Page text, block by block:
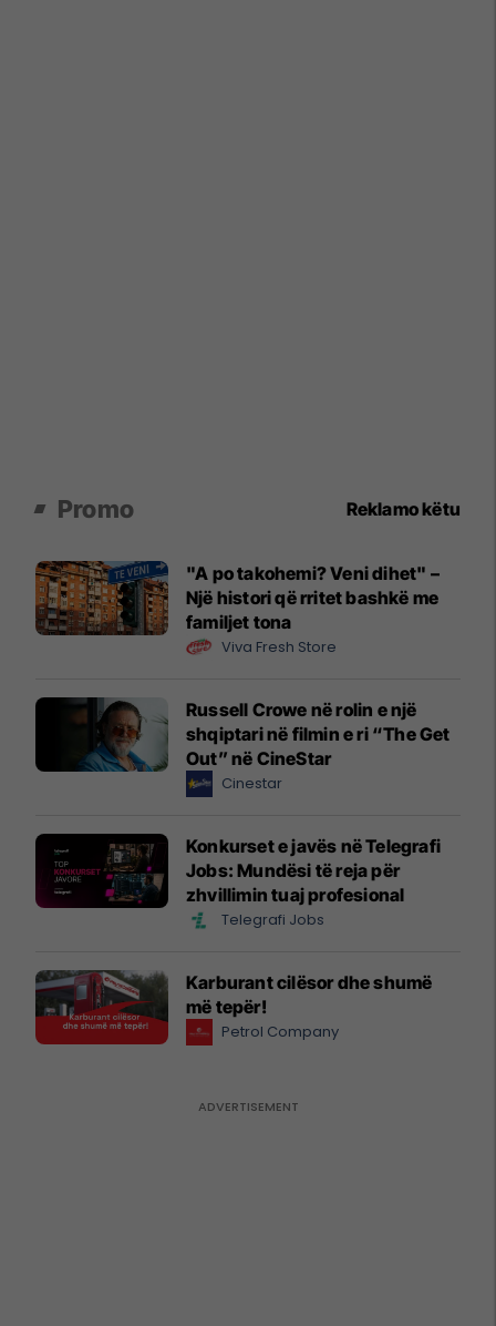
Promo Reklamo këtu
"A po takohemi? Veni dihet" –
Një histori që rritet bashkë me
familjet tona
Viva Fresh Store
Russell Crowe në rolin e një
shqiptari në filmin e ri “The Get
Out” në CineStar
Cinestar
Konkurset e javës në Telegrafi
Jobs: Mundësi të reja për
zhvillimin tuaj profesional
Telegrafi Jobs
Karburant cilësor dhe shumë
më tepër!
Petrol Company